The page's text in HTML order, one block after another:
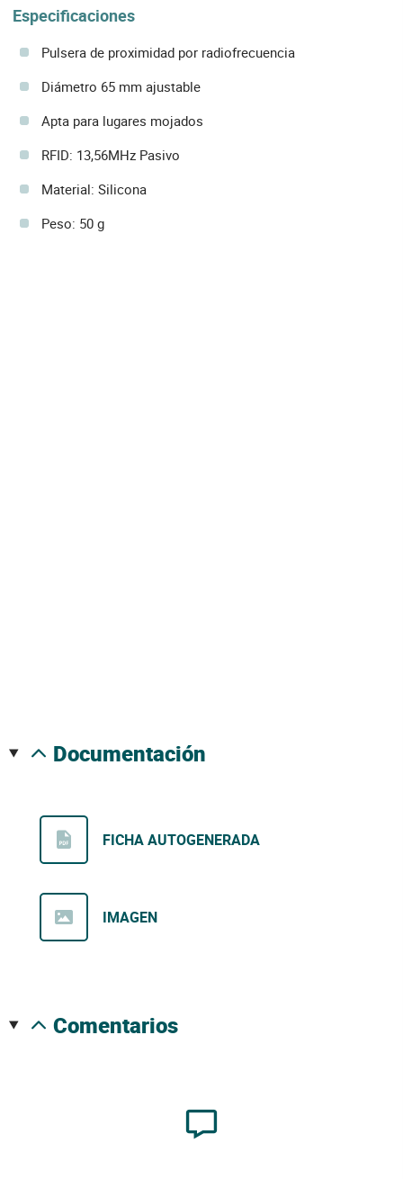
Especificaciones
Pulsera de proximidad por radiofrecuencia
Diámetro 65 mm ajustable
Apta para lugares mojados
RFID: 13,56MHz Pasivo
Material: Silicona
Peso: 50 g
documentación
FICHA AUTOGENERADA
IMAGEN
comentarios